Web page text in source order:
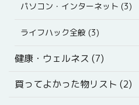
パソコン・インターネット (3)
ライフハック全般 (3)
健康・ウェルネス (7)
買ってよかった物リスト (2)